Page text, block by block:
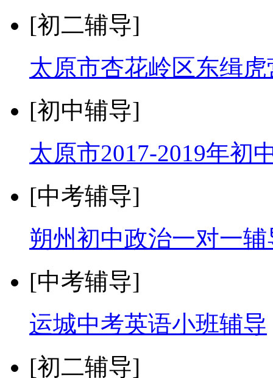
[初二辅导]
太原市杏花岭区东缉
[初中辅导]
太原市2017-2019年初
[中考辅导]
朔州初中政治一对一辅
[中考辅导]
运城中考英语小班辅导
[初二辅导]